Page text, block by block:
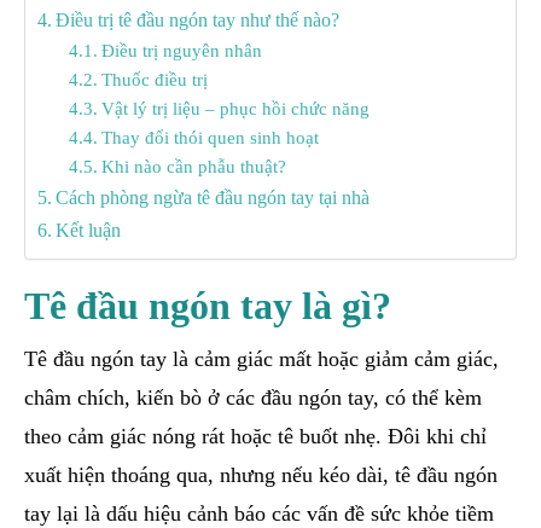
Điều trị tê đầu ngón tay như thế nào?
Điều trị nguyên nhân
Thuốc điều trị
Vật lý trị liệu – phục hồi chức năng
Thay đổi thói quen sinh hoạt
Khi nào cần phẫu thuật?
Cách phòng ngừa tê đầu ngón tay tại nhà
Kết luận
Tê đầu ngón tay là gì?
Tê đầu ngón tay là cảm giác mất hoặc giảm cảm giác,
châm chích, kiến bò ở các đầu ngón tay, có thể kèm
theo cảm giác nóng rát hoặc tê buốt nhẹ. Đôi khi chỉ
xuất hiện thoáng qua, nhưng nếu kéo dài, tê đầu ngón
tay lại là dấu hiệu cảnh báo các vấn đề sức khỏe tiềm